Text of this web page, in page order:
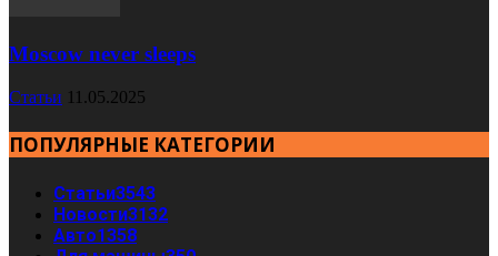
Moscow never sleeps
Статьи 11.05.2025
ПОПУЛЯРНЫЕ КАТЕГОРИИ
Статьи3543
Новости3132
Авто1358